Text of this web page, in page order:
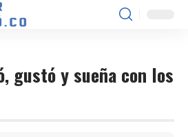
gustó y sueña con los